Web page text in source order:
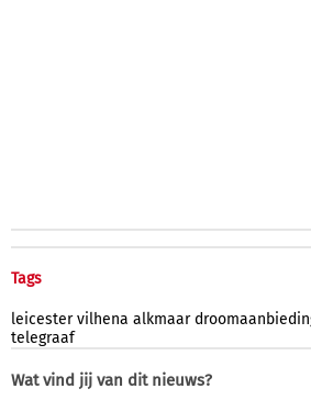
Tags
leicester vilhena alkmaar
telegraaf
Wat vind jij van dit nieuws?